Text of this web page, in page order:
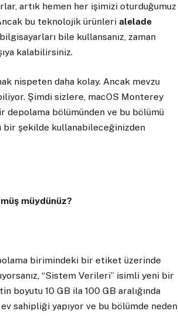
artık hemen her işimizi oturduğumuz
bu teknolojik ürünleri alelade
bile kullansanız, zaman
kalabilirsiniz.
nispeten daha kolay. Ancak mevzu
Şimdi sizlere, macOS Monterey
bölümünden ve bu bölümü
bir şekilde kullanabileceğinizden
müydünüz?
birimindeki bir etiket üzerinde
“Sistem Verileri” isimli yeni bir
10 GB ila 100 GB aralığında
sahipliği yapıyor ve bu bölümde neden